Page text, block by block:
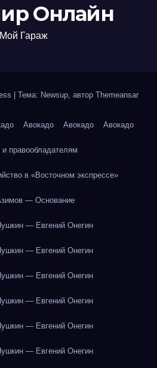
Онлайн
Мой Гараж
| Тема: Newsup, автор Themeansar
Авокадо Авокадо Авокадо
правообладателям
в «Восточном экспрессе»
— Основание
— Евгений Онегин
— Евгений Онегин
— Евгений Онегин
— Евгений Онегин
— Евгений Онегин
— Евгений Онегин